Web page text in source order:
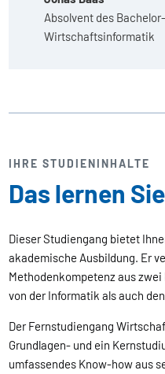
Absolvent des
Wirtschaftsinformatik
IHRE STUDIENINHALTE
Das lernen
Dieser Studiengang bietet
akademische Ausbildung. Er
Methodenkompetenz aus
von der Informatik als auch
Der Fernstudiengang
Grundlagen- und ein
umfassendes Know-how aus